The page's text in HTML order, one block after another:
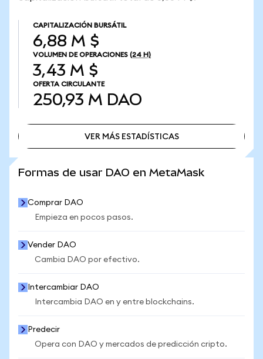
CAPITALIZACIÓN BURSÁTIL
6,88 M $
VOLUMEN DE OPERACIONES (24 H)
3,43 M $
OFERTA CIRCULANTE
250,93 M DAO
VER MÁS ESTADÍSTICAS
Formas de usar DAO en MetaMask
Comprar DAO
Empieza en pocos pasos.
Vender DAO
Cambia DAO por efectivo.
Intercambiar DAO
Intercambia DAO en y entre blockchains.
Predecir
Opera con DAO y mercados de predicción cripto.